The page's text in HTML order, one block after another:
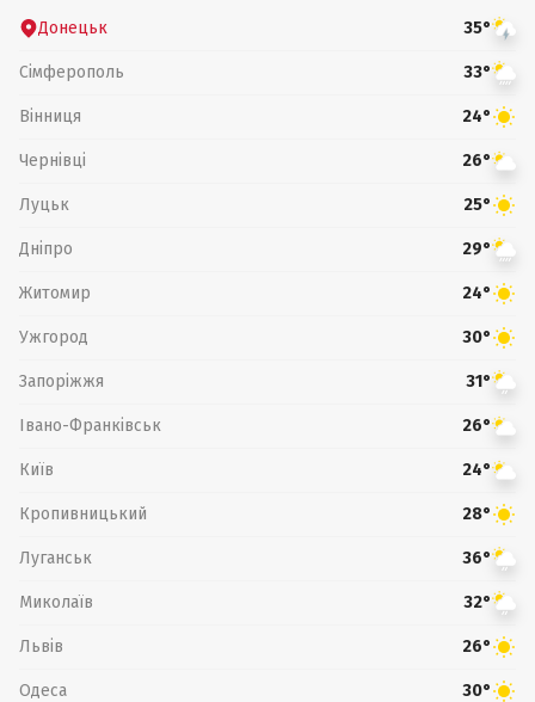
Донецьк 35°
Сімферополь 33°
Вінниця 24°
Чернівці 26°
Луцьк 25°
Дніпро 29°
Житомир 24°
Ужгород 30°
Запоріжжя 31°
Івано-Франківськ 26°
Київ 24°
Кропивницький 28°
Луганськ 36°
Миколаїв 32°
Львів 26°
Одеса 30°